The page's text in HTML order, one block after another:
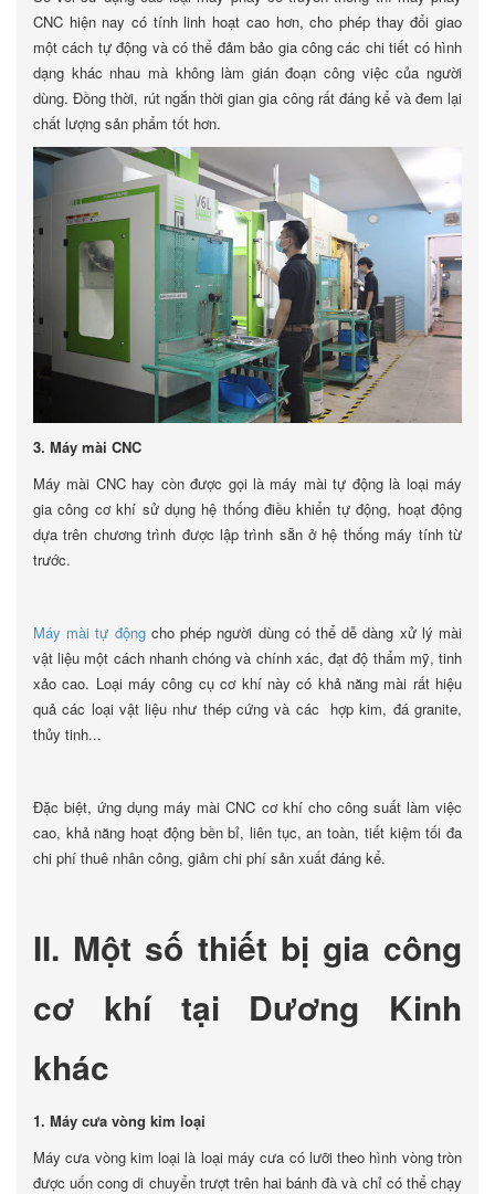
CNC hiện nay có tính linh hoạt cao hơn, cho phép thay đổi giao
một cách tự động và có thể đảm bảo gia công các chi tiết có hình
dạng khác nhau mà không làm gián đoạn công việc của người
dùng. Đồng thời, rút ngắn thời gian gia công rất đáng kể và đem lại
chất lượng sản phẩm tốt hơn.
3. Máy mài CNC
Máy mài CNC hay còn được gọi là máy mài tự động là loại máy
gia công cơ khí sử dụng hệ thống điều khiển tự động, hoạt động
dựa trên chương trình được lập trình sẵn ở hệ thống máy tính từ
trước.
Máy mài tự độngcho phép người dùng có thể dễ dàng xử lý mài
vật liệu một cách nhanh chóng và chính xác, đạt độ thẩm mỹ, tinh
xảo cao. Loại máy công cụ cơ khí này có khả năng mài rất hiệu
quả các loại vật liệu như thép cứng và các hợp kim, đá granite,
thủy tinh...
Đặc biệt, ứng dụng máy mài CNC cơ khí cho công suất làm việc
cao, khả năng hoạt động bền bỉ, liên tục, an toàn, tiết kiệm tối đa
chi phí thuê nhân công, giảm chi phí sản xuất đáng kể.
II. Một số thiết bị gia công
cơ khí tại Dương Kinh
khác
1. Máy cưa vòng kim loại
Máy cưa vòng kim loại là loại máy cưa có lưỡi theo hình vòng tròn
được uốn cong di chuyển trượt trên hai bánh đà và chỉ có thể chạy